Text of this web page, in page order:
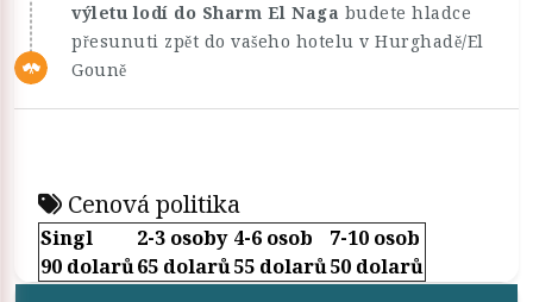
výletu lodí do Sharm El Naga budete hladce
přesunuti zpět do vašeho hotelu v Hurghadě/El
Gouně
Cenová politika
Singl 2-3 osoby 4-6 osob
7-10 osob
90 dolarů65 dolarů55 dolarů50 dolarů